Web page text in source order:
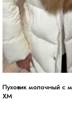
Пуховик молочный с
XM